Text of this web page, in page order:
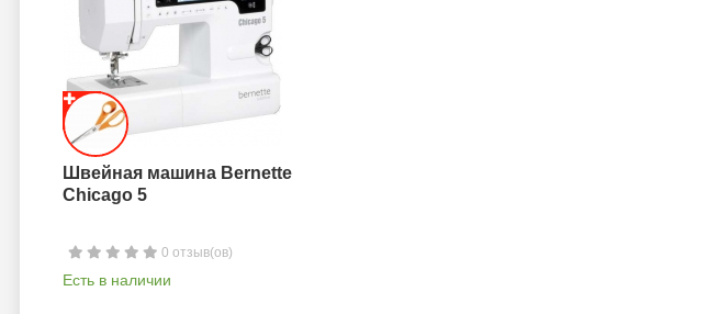
Швейная машина Bernette
Chicago 5
0 отзыв(ов)
Есть в наличии